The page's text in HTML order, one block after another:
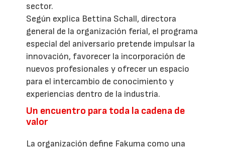
sector.
Según explica Bettina Schall, directora
general de la organización ferial, el programa
especial del aniversario pretende impulsar la
innovación, favorecer la incorporación de
nuevos profesionales y ofrecer un espacio
para el intercambio de conocimiento y
experiencias dentro de la industria.
Un encuentro para toda la cadena de
valor
La organización define Fakuma como una